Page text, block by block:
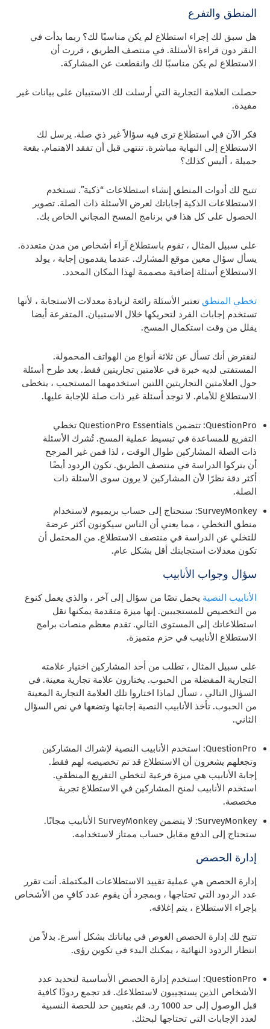
المنطق والتفرع
هل سبق لك إجراء استطلاع لم يكن مناسبًا لك؟ ربما بدأت في
النقر دون قراءة الأسئلة. في منتصف الطريق ، قررت أن
الاستطلاع لم يكن مناسبًا لك وانقطعت عن المشاركة.
حصلت العلامة التجارية التي أرسلت لك الاستبيان على بيانات غير
مفيدة.
فكر الآن في استطلاع ترى فيه سؤالاً غير ذي صلة. يرسل لك
الاستطلاع إلى النهاية مباشرة. تنتهي قبل أن تفقد الاهتمام. بقعة
جميلة ، أليس كذلك؟
تتيح لك أدوات المنطق إنشاء استطلاعات “ذكية”. تستخدم
الاستطلاعات الذكية إجاباتك لعرض الأسئلة ذات الصلة. تصوير
الحصول على كل هذا في برنامج المسح المجاني الخاص بك.
على سبيل المثال ، تقوم باستطلاع آراء أشخاص من مدن متعددة.
يسأل سؤال معين موقع المشارك. عندما يقدمون إجابة ، يولد
الاستطلاع أسئلة إضافية مصممة لهذا المكان المحدد.
تخطي المنطق تعتبر الأسئلة رائعة لزيادة معدلات الاستجابة ، لأنها
تستخدم إجابات الفرد لتحريكها خلال الاستبيان. المتفرعة أيضا
يقلل من وقت استكمال المسح.
لنفترض أنك تسأل عن ثلاثة أنواع من الهواتف المحمولة.
المستفتى لديه خبرة في علامتين تجاريتين فقط. بعد طرح أسئلة
حول العلامتين التجاريتين اللتين استخدمهما المستجيب ، يتخطى
الاستطلاع للأمام. لا توجد أسئلة غير ذات صلة للإجابة عليها.
QuestionPro: تتضمن QuestionPro Essentials تخطي
التفريع للمساعدة في تبسيط عملية المسح. تُشرك الأسئلة
ذات الصلة المشاركين طوال الوقت ، لذا فمن غير المرجح
أن يتركوا الدراسة في منتصف الطريق. تكون الردود أيضًا
أكثر دقة نظرًا لأن المشاركين لا يرون سوى الأسئلة ذات
الصلة.
SurveyMonkey: ستحتاج إلى حساب بريميوم لاستخدام
منطق التخطي ، مما يعني أن الناس سيكونون أكثر عرضة
للتخلي عن الدراسة في منتصف الاستطلاع. من المحتمل أن
تكون معدلات استجابتك أقل بشكل عام.
سؤال وجواب الأنابيب
الأنابيب النصية يحمل نصًا من سؤال إلى آخر ، والذي يعمل كنوع
من التخصيص للمستجيبين. إنها ميزة متقدمة يمكنها نقل
استطلاعاتك إلى المستوى التالي. تقدم معظم منصات برامج
الاستطلاع الأنابيب في حزم متميزة.
على سبيل المثال ، تطلب من أحد المشاركين اختيار علامته
التجارية المفضلة من الحبوب. يختارون علامة تجارية معينة. في
السؤال التالي ، تسأل لماذا اختاروا تلك العلامة التجارية المعينة
من الحبوب. تأخذ الأنابيب النصية إجابتها وتضعها في نص السؤال
الثاني.
QuestionPro: استخدم الأنابيب النصية لإشراك المشاركين
وتجعلهم يشعرون أن الاستطلاع قد تم تخصيصه لهم فقط.
إجابة الأنابيب هي ميزة فرعية لتخطي التفريع المنطقي.
استخدم الأنابيب لمنح المشاركين في الاستطلاع تجربة
مخصصة.
SurveyMonkey: لا يتضمن SurveyMonkey الأنابيب مجانًا.
ستحتاج إلى الدفع مقابل حساب ممتاز لاستخدامه.
إدارة الحصص
إدارة الحصص هي عملية تقييد الاستطلاعات المكتملة. أنت تقرر
عدد الردود التي تحتاجها ، وبمجرد أن يقوم عدد كافٍ من الأشخاص
بإجراء الاستطلاع ، يتم إغلاقه.
تتيح لك إدارة الحصص الغوص في بياناتك بشكل أسرع. بدلاً من
انتظار الردود النهائية ، يمكنك البدء في تكوين رؤى.
QuestionPro: استخدم إدارة الحصص الأساسية لتحديد عدد
الأشخاص الذين يستجيبون لاستطلاعك. قد تجمع ردودًا كافية
قبل الوصول إلى حد 1000 رد. قم بتعيين حد للحصة النسبية
لعدد الإجابات التي تحتاجها لبحثك.